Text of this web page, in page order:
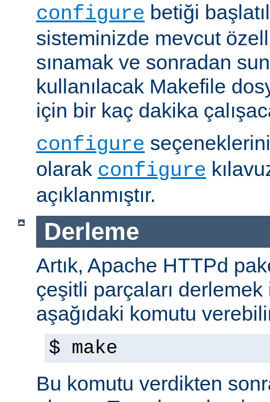
configure betiği
sisteminizde mevcut
sınamak ve sonradan
kullanılacak Makefile
için bir kaç dakika
configure
olarak configure
açıklanmıştır.
Derleme
Artık, Apache HTTPd
çeşitli parçaları
aşağıdaki komutu
$ make
Bu komutu verdikten